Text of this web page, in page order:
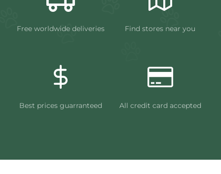
Free worldwide deliveries Find stores near you
Best prices guarranteed All credit card accepted